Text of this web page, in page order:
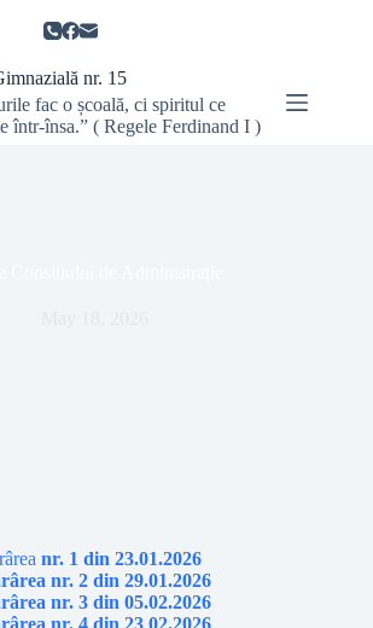
nr. 15
fac o școală, ci spiritul ce
într-însa.” ( Regele Ferdinand I )
nr. 1 din 23.01.2026
nr. 2 din 29.01.2026
nr. 3 din 05.02.2026
nr. 4 din 23.02.2026